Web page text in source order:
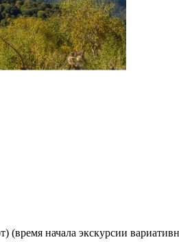
начала экскурсии